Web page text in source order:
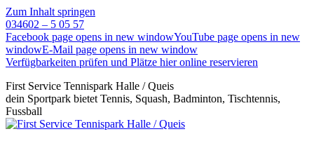
Zum Inhalt springen
034602 – 5 05 57
Facebook page opens in new windowYouTube page opens in new
windowE-Mail page opens in new window
Verfügbarkeiten prüfen und Plätze hier online reservieren
First Service Tennispark Halle / Queis
dein Sportpark bietet Tennis, Squash, Badminton, Tischtennis,
Fussball